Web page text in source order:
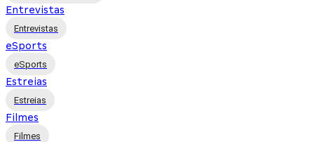
Entrevistas
Entrevistas
eSports
eSports
Estreias
Estreias
Filmes
Filmes